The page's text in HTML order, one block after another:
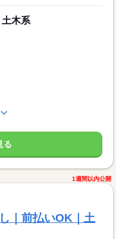
木系
る
1週間以内公開
｜前払いOK｜土